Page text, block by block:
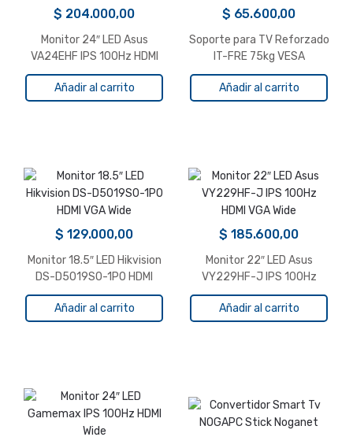
$ 204.000,00
Monitor 24″ LED Asus
VA24EHF IPS 100Hz HDMI
Wide
Añadir al carrito
$ 65.600,00
Soporte para TV Reforzado
IT-FRE 75kg VESA
600×400 Intelaid
Añadir al carrito
$ 129.000,00
Monitor 18.5″ LED Hikvision
DS-D5019S0-1P0 HDMI
VGA Wide
Añadir al carrito
$ 185.600,00
Monitor 22″ LED Asus
VY229HF-J IPS 100Hz
HDMI VGA Wide
Añadir al carrito